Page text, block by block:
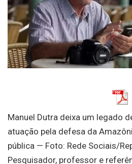
Manuel Dutra deixa um legado
atuação pela defesa da
pública — Foto: Rede Sociais/
Pesquisador, professor e